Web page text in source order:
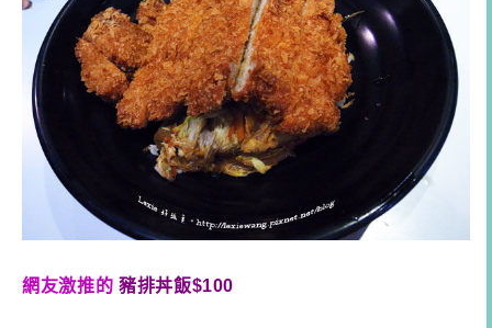
網友激推的 豬排丼飯$100